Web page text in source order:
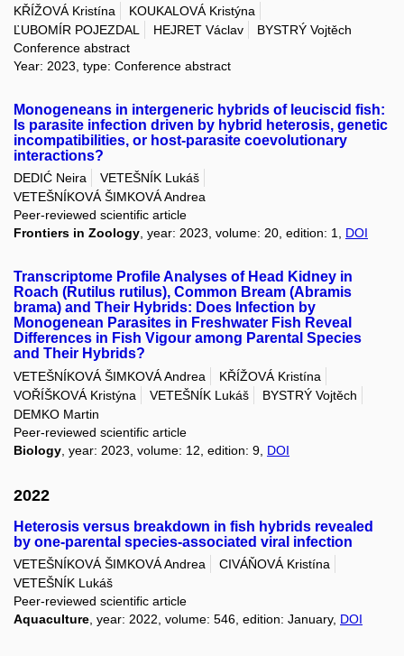
KŘÍŽOVÁ Kristína
KOUKALOVÁ Kristýna
ĽUBOMÍR POJEZDAL
HEJRET Václav
BYSTRÝ Vojtěch
Conference abstract
Year: 2023, type: Conference abstract
Monogeneans in intergeneric hybrids of leuciscid fish:
Is parasite infection driven by hybrid heterosis, genetic
incompatibilities, or host-parasite coevolutionary
interactions?
DEDIĆ Neira
VETEŠNÍK Lukáš
VETEŠNÍKOVÁ ŠIMKOVÁ Andrea
Peer-reviewed scientific article
Frontiers in Zoology, year: 2023, volume: 20, edition: 1, DOI
Transcriptome Profile Analyses of Head Kidney in
Roach (Rutilus rutilus), Common Bream (Abramis
brama) and Their Hybrids: Does Infection by
Monogenean Parasites in Freshwater Fish Reveal
Differences in Fish Vigour among Parental Species
and Their Hybrids?
VETEŠNÍKOVÁ ŠIMKOVÁ Andrea
KŘÍŽOVÁ Kristína
VOŘÍŠKOVÁ Kristýna
VETEŠNÍK Lukáš
BYSTRÝ Vojtěch
DEMKO Martin
Peer-reviewed scientific article
Biology, year: 2023, volume: 12, edition: 9, DOI
2022
Heterosis versus breakdown in fish hybrids revealed
by one-parental species-associated viral infection
VETEŠNÍKOVÁ ŠIMKOVÁ Andrea
CIVÁŇOVÁ Kristína
VETEŠNÍK Lukáš
Peer-reviewed scientific article
Aquaculture, year: 2022, volume: 546, edition: January, DOI